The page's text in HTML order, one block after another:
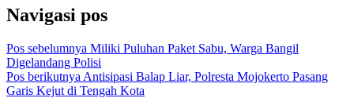
Navigasi pos
Pos sebelumnya Miliki Puluhan Paket Sabu, Warga Bangil
Digelandang Polisi
Pos berikutnya Antisipasi Balap Liar, Polresta Mojokerto Pasang
Garis Kejut di Tengah Kota